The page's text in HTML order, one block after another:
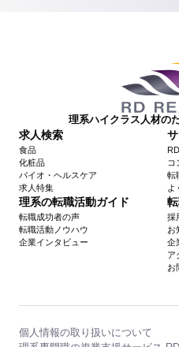
理系ハイクラス人材の
求人検索
食品
化粧品
バイオ・ヘルスケア
求人特集
コ
転
よ
理系の転職活動ガイド
転職成功者の声
転職活動ノウハウ
企業インタビュー
採
お
企
ア
お
個人情報の取り扱いについて